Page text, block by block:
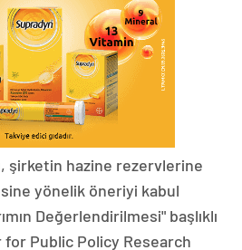
şirketin hazine rezervlerine
yönelik öneriyi kabul
Değerlendirilmesi" başlıklı
Public Policy Research